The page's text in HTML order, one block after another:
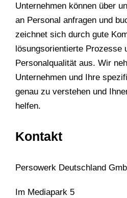
Unternehmen können über
an Personal anfragen und
zeichnet sich durch gute
lösungsorientierte Prozesse
Personalqualität aus. Wir
Unternehmen und Ihre
genau zu verstehen und
helfen.
Kontakt
Persowerk Deutschland
Im Mediapark 5